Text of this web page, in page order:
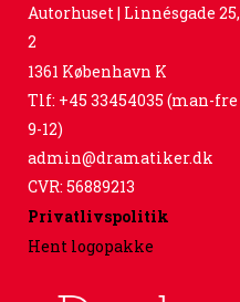
Autorhuset | Linnésgade 25,
2
1361 København K
Tlf: +45 33454035 (man-fre
9-12)
admin@dramatiker.dk
CVR: 56889213
Privatlivspolitik
Hent logopakke